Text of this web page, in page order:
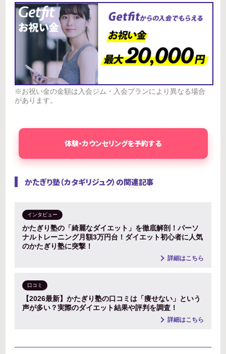
※お祝い金の金額は入会ジム・入会プランにより異なる場合
があります。
体験・カウンセリングを予約する
かたぎり塾（カタギリジュク）の関連記事
インタビュー
かたぎり塾の「綺麗なダイエット」を徹底解剖！パーソ
ナルトレーニング月額3万円台！ダイエット初心者に人気
のかたぎり塾に突撃！
詳細はこちら
口コミ
【2026最新】かたぎり塾の口コミは「痩せない」という
声が多い？実際のダイエット結果や評判を調査！
詳細はこちら